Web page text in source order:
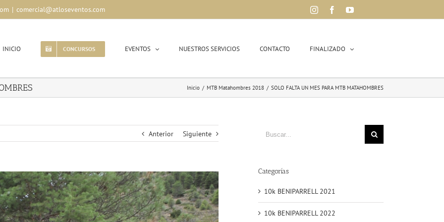
| comercial@atloseventos.com InstagramFacebookYouTube
INICIO CONCURSOS EVENTOS NUESTROS SERVICIOS CONTACTO FINALIZADO
Inicio / MTB Matahombres 2018 / SOLO FALTA UN MES PARA MTB MATAHOMBRES
Anterior Siguiente Buscar
Categorías
10k BENIPARRELL 2021
10k BENIPARRELL 2022